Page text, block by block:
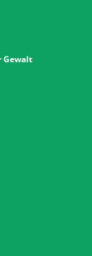
Gewalt